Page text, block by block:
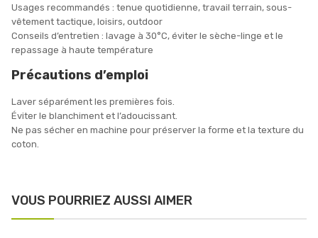
Usages recommandés : tenue quotidienne, travail terrain, sous-
vêtement tactique, loisirs, outdoor
Conseils d’entretien : lavage à 30°C, éviter le sèche-linge et le
repassage à haute température
Précautions d’emploi
Laver séparément les premières fois.
Éviter le blanchiment et l’adoucissant.
Ne pas sécher en machine pour préserver la forme et la texture du
coton.
VOUS POURRIEZ AUSSI AIMER